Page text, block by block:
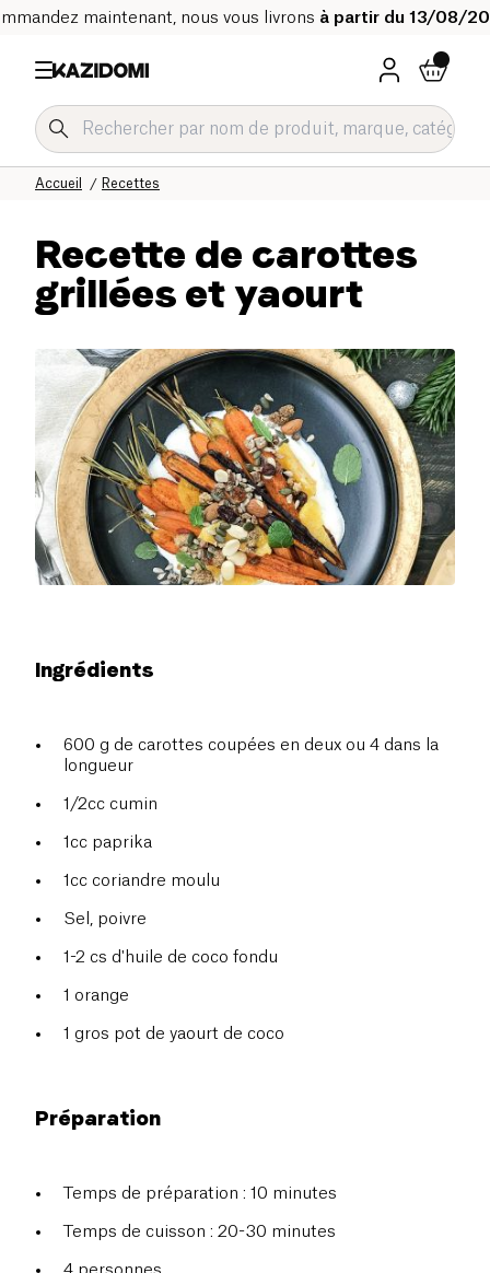
maintenant, nous vous livrons à partir du 13/08/
Recettes
Accueil
Recette de carottes
grillées et yaourt
Ingrédients
600 g de carottes coupées en deux ou 4 dans la
longueur
1/2cc cumin
1cc paprika
1cc coriandre moulu
Sel, poivre
1-2 cs d'huile de coco fondu
1 orange
1 gros pot de yaourt de coco
Préparation
Temps de préparation : 10 minutes
Temps de cuisson : 20-30 minutes
4 personnes